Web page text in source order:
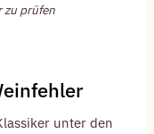
zu prüfen
unter den